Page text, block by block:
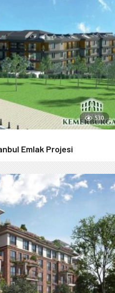
530
Emlak Projesi